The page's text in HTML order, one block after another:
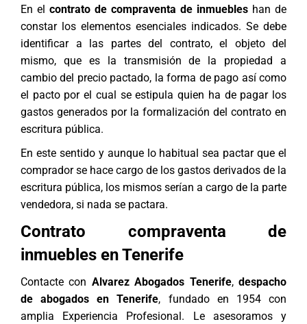
En el contrato de compraventa de inmuebles han de
constar los elementos esenciales indicados. Se debe
identificar a las partes del contrato, el objeto del
mismo, que es la transmisión de la propiedad a
cambio del precio pactado, la forma de pago así como
el pacto por el cual se estipula quien ha de pagar los
gastos generados por la formalización del contrato en
escritura pública.
En este sentido y aunque lo habitual sea pactar que el
comprador se hace cargo de los gastos derivados de la
escritura pública, los mismos serían a cargo de la parte
vendedora, si nada se pactara.
Contrato compraventa de
inmuebles en Tenerife
Contacte con Alvarez Abogados Tenerife,despacho
de abogados en Tenerife, fundado en 1954 con
amplia Experiencia Profesional. Le asesoramos y